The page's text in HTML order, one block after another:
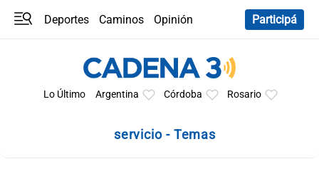
Deportes Caminos
Opinión
Participá
Lo Último Argentina Córdoba Rosario
servicio - Temas